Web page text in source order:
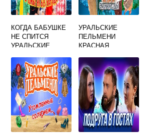
КОГДА БАБУШКЕ
НЕ СПИТСЯ
УРАЛЬСКИЕ
УРАЛЬСКИЕ
ПЕЛЬМЕНИ
КРАСНАЯ
РАДИАТОР